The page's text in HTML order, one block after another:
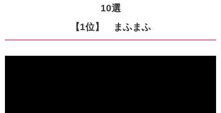
10選
【1位】 まふまふ